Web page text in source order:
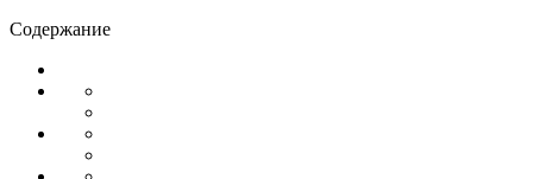
Содержание